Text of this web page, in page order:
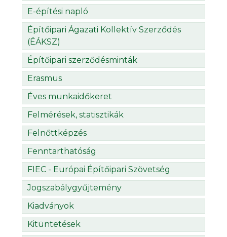
E-építési napló
Építőipari Ágazati Kollektív Szerződés
(ÉÁKSZ)
Építőipari szerződésminták
Erasmus
Éves munkaidőkeret
Felmérések, statisztikák
Felnőttképzés
Fenntarthatóság
FIEC - Európai Építőipari Szövetség
Jogszabálygyűjtemény
Kiadványok
Kitüntetések